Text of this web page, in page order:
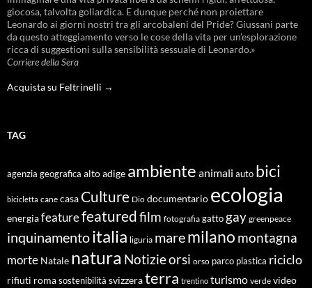
giocosa, talvolta goliardica. E dunque perché non proiettare
Leonardo ai giorni nostri tra gli arcobaleni del Pride? Giussani parte
da questo atteggiamento verso le cose della vita per un’esplorazione
ricca di suggestioni sulla sensibilità sessuale di Leonardo.»
Corriere della Sera
Acquista su Feltrinelli →
TAG
agenzia geografica alto adige ambiente animali auto bici
bicicletta cane casa Culture Dio documentario ecologia
energiafeaturefeaturedfilm fotografia gatto gay greenpeace
inquinamentoitalia liguria maremilano montagna
morte Natale natura Notizieorsi orso parco plastica riciclo
rifiuti roma sostenibilità svizzeraterra trentino turismo verde video